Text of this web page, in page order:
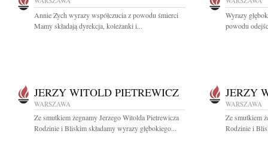
Annie Zych wyrazy współczucia z powodu śmierci
Mamy składają dyrekcja, koleżanki i...
Wyrazy
powodu
JERZY WITOLD PIETREWICZ
WARSZAWA
Ze smutkiem żegnamy Jerzego Witolda Pietrewicza
Rodzinie i Bliskim składamy wyrazy głębokiego...
JERZY
WARSZAWA
Ze smutkiem
Rodzinie i